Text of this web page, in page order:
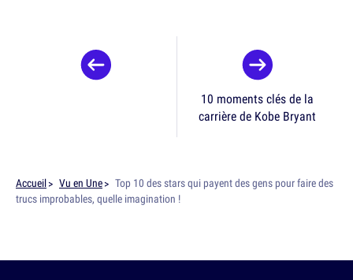
10 moments clés de la
carrière de Kobe Bryant
Accueil Vu en Une
Top 10 des stars qui payent des gens pour faire des
trucs improbables, quelle imagination !